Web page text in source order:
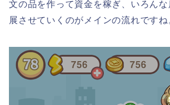
文の品を作って資金を稼ぎ、いろん
展させていくのがメインの流れですね